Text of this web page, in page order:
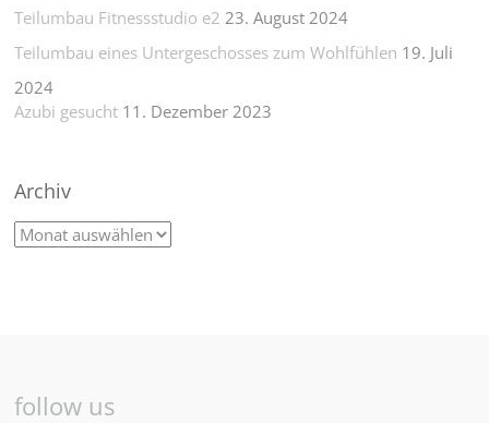
Teilumbau Fitnessstudio e2 23. August 2024
Teilumbau eines Untergeschosses zum Wohlfühlen 19. Juli
2024
Azubi gesucht 11. Dezember 2023
Archiv
follow us